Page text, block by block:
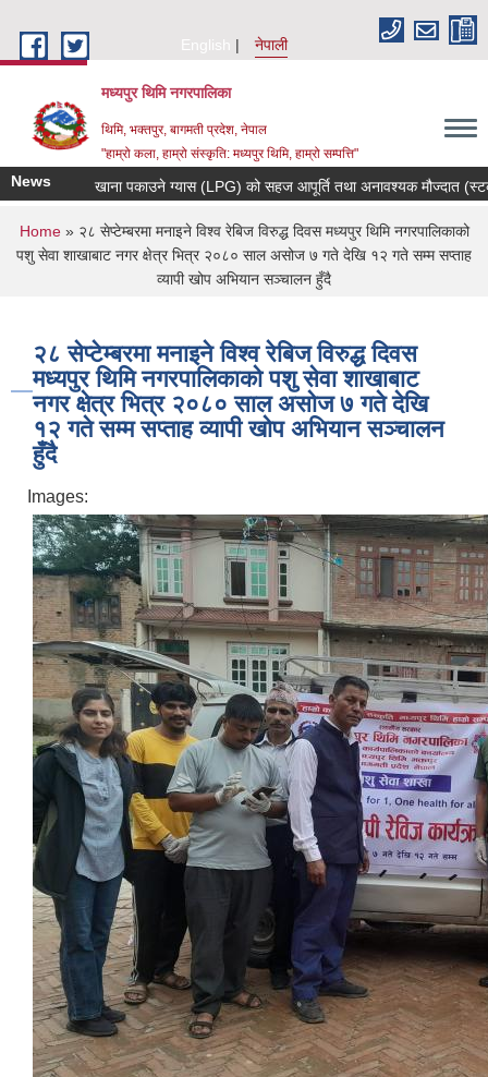
English
नेपाली
मध्यपुर थिमि नगरपालिका
थिमि, भक्तपुर, बागमती प्रदेश, नेपाल
"हाम्रो कला, हाम्रो संस्कृति: मध्यपुर थिमि, हाम्रो सम्पत्ति"
Newsखाना पकाउने ग्यास (LPG) को सहज आपूर्ति तथा अनावश्यक मौज्दात (स्टक) नगर्ने
You are here
Home» २८ सेप्टेम्बरमा मनाइने विश्व रेबिज विरुद्ध दिवस मध्यपुर थिमि नगरपालिकाको
पशु सेवा शाखाबाट नगर क्षेत्र भित्र २०८० साल असोज ७ गते देखि १२ गते सम्म सप्ताह
व्यापी खोप अभियान सञ्चालन हुँदै
२८ सेप्टेम्बरमा मनाइने विश्व रेबिज विरुद्ध दिवस
मध्यपुर थिमि नगरपालिकाको पशु सेवा शाखाबाट
नगर क्षेत्र भित्र २०८० साल असोज ७ गते देखि
१२ गते सम्म सप्ताह व्यापी खोप अभियान सञ्चालन
हुँदै
Images: